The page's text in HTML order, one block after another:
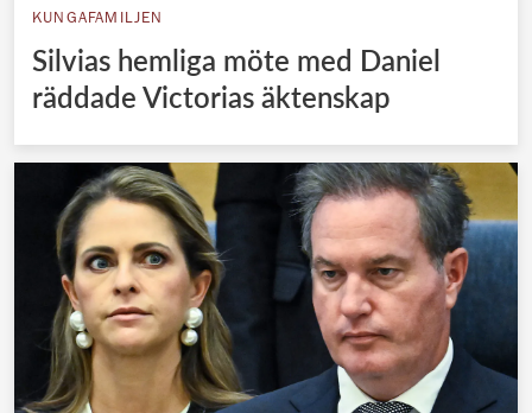
KUNGAFAMILJEN
Silvias hemliga möte med Daniel
räddade Victorias äktenskap